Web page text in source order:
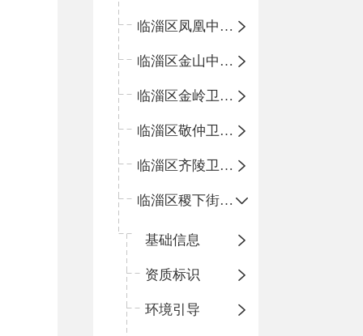
临淄区凤凰中心卫生院
临淄区金山中心卫生院
临淄区金岭卫生院
临淄区敬仲卫生院
临淄区齐陵卫生院
临淄区稷下街道淄江社区卫生服务中心
基础信息
资质标识
环境引导